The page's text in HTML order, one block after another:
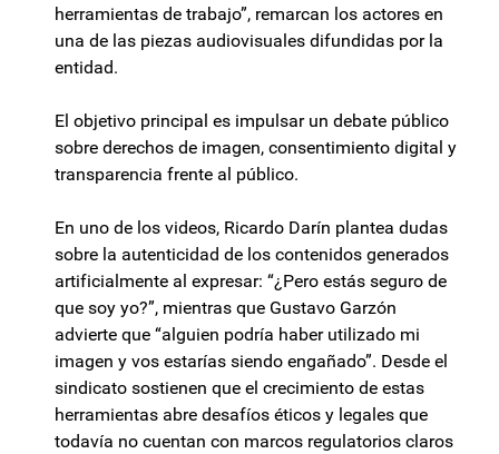
herramientas de trabajo”, remarcan los actores en
una de las piezas audiovisuales difundidas por la
entidad.
El objetivo principal es impulsar un debate público
sobre derechos de imagen, consentimiento digital y
transparencia frente al público.
En uno de los videos, Ricardo Darín plantea dudas
sobre la autenticidad de los contenidos generados
artificialmente al expresar: “¿Pero estás seguro de
que soy yo?”, mientras que Gustavo Garzón
advierte que “alguien podría haber utilizado mi
imagen y vos estarías siendo engañado”. Desde el
sindicato sostienen que el crecimiento de estas
herramientas abre desafíos éticos y legales que
todavía no cuentan con marcos regulatorios claros